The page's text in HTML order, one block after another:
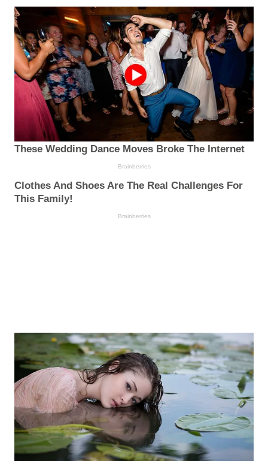
These Wedding Dance Moves Broke The Internet
Brainberries
Clothes And Shoes Are The Real Challenges For
This Family!
Brainberries